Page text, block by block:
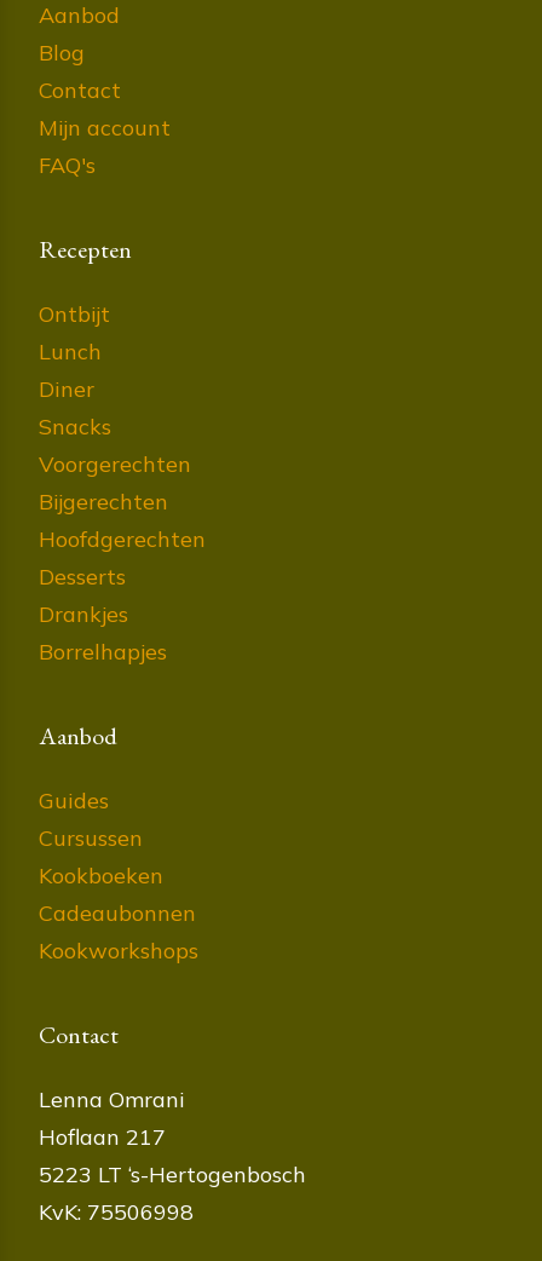
Aanbod
Blog
Contact
Mijn account
FAQ's
Recepten
Ontbijt
Lunch
Diner
Snacks
Voorgerechten
Bijgerechten
Hoofdgerechten
Desserts
Drankjes
Borrelhapjes
Aanbod
Guides
Cursussen
Kookboeken
Cadeaubonnen
Kookworkshops
Contact
Lenna Omrani
Hoflaan 217
5223 LT ‘s-Hertogenbosch
KvK: 75506998